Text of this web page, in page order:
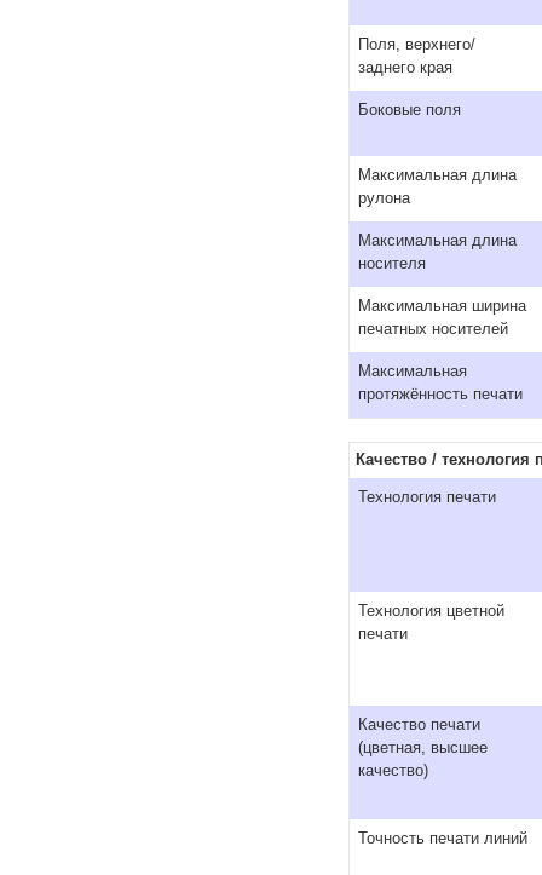
Поля, верхнего/
заднего края
Боковые поля
Максимальная длина
рулона
Максимальная длина
носителя
Максимальная ширина
печатных носителей
Максимальная
протяжённость печати
Качество / технология
Технология печати
Технология цветной
печати
Качество печати
(цветная, высшее
качество)
Точность печати линий